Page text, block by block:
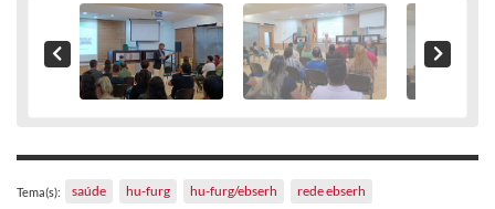
Tema(s): saúde hu-furg hu-furg/ebserh rede ebserh